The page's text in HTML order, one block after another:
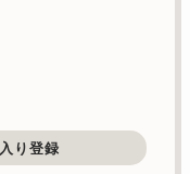
り登録